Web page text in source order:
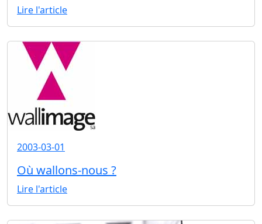
Lire l'article
2003-03-01
Où wallons-nous ?
Lire l'article